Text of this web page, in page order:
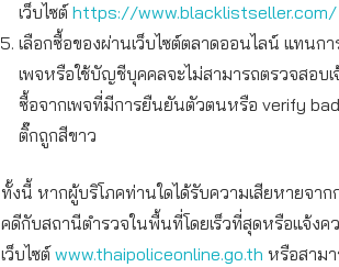
เว็บไซต์ https://www.blacklistseller.com/
เลือกซื้อของผ่านเว็บไซต์ตลาดออนไลน์ แทนก
เพจหรือใช้บัญชีบุคคลจะไม่สามารถตรวจสอบ
ซื้อจากเพจที่มีการยืนยันตัวตนหรือ verify
ติ๊กถูกสีขาว
ทั้งนี้ หากผู้บริโภคท่านใดได้รับความเสียหายจา
คดีกับสถานีตำรวจในพื้นที่โดยเร็วที่สุดหรือแจ้งค
เว็บไซต์ www.thaipoliceonline.go.th หรือสามา